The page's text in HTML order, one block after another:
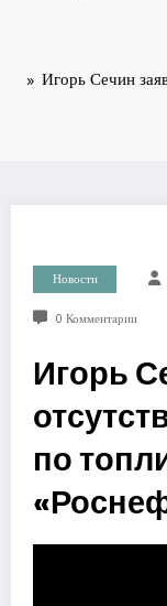
Игорь Сечин
Новости
0 Комментарии
Игорь
по